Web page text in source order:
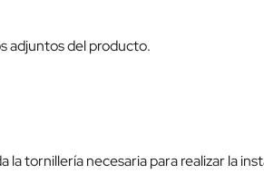
adjuntos del producto.
tornillería necesaria para realizar la